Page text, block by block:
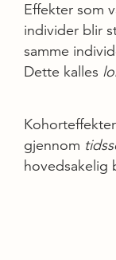
Effekter som
individer blir
samme
Dette kalles
gjennom
hovedsakelig